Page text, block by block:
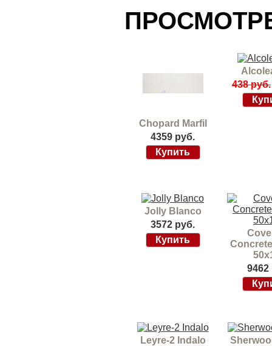
Chopard Marfil
4359 руб.
438 руб.
Jolly Blanco
3572 руб.
9462
Leyre-2 Indalo